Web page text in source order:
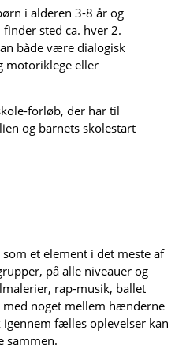
i alderen 3-8 år og
sted ca. hver 2.
både være dialogisk
motoriklege eller
forløb, der har til
og barnets skolestart
et element i det meste af
på alle niveauer og
rap-musik, ballet
noget mellem hænderne
fælles oplevelser kan
sammen.